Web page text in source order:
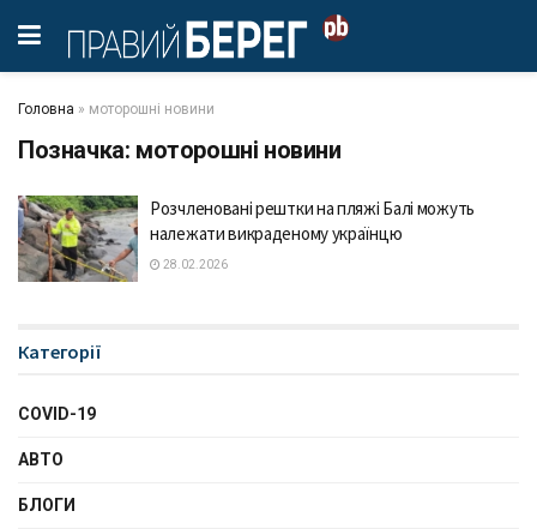
Головна » моторошні новини
Позначка: моторошні новини
Розчленовані рештки на пляжі Балі можуть
належати викраденому українцю
28.02.2026
Категорії
COVID-19
АВТО
БЛОГИ